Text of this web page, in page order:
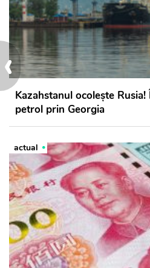
‹
Kazahstanul ocolește
petrol prin Georgia
actual